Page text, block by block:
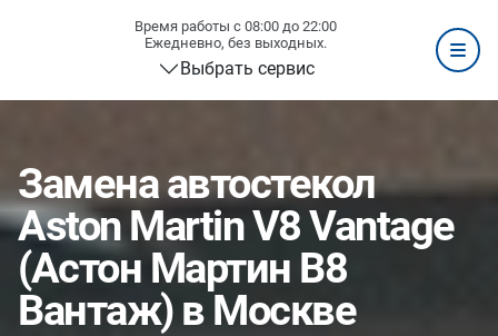
Время работы с 08:00 до 22:00
Ежедневно, без выходных.
Выбрать сервис
Замена автостекол
Aston Martin V8 Vantage
(Астон Мартин В8
Вантаж) в Москве